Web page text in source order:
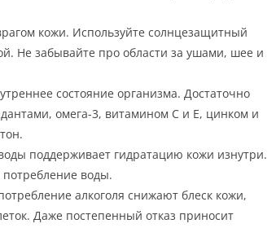
кожи. Используйте солнцезащитный
Не забывайте про области за ушами, шее и
состояние организма. Достаточно
омега-3, витамином C и E, цинком и
поддерживает гидратацию кожи изнутри.
воды.
алкоголя снижают блеск кожи,
Даже постепенный отказ приносит